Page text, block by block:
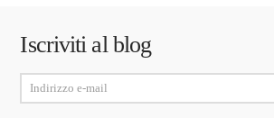
Iscriviti al blog
Indirizzo
e-